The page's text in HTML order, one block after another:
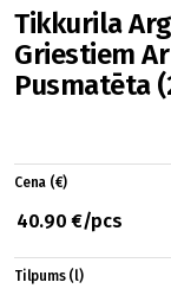
Tikkurila
Griestiem
Pusmatēta
Cena (€)
40.90 €/pcs
Tilpums (l)